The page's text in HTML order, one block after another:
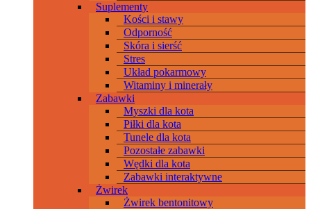
Suplementy
Kości i stawy
Odporność
Skóra i sierść
Stres
Układ pokarmowy
Witaminy i minerały
Zabawki
Myszki dla kota
Piłki dla kota
Tunele dla kota
Pozostałe zabawki
Wędki dla kota
Zabawki interaktywne
Żwirek
Żwirek bentonitowy